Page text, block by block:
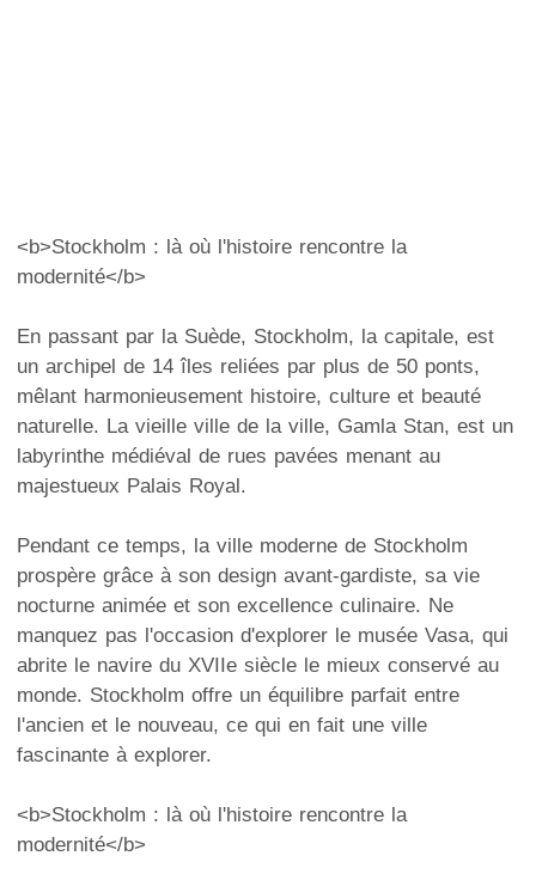
<b>Stockholm : là où l'histoire rencontre la
modernité</b>
En passant par la Suède, Stockholm, la capitale, est
un archipel de 14 îles reliées par plus de 50 ponts,
mêlant harmonieusement histoire, culture et beauté
naturelle. La vieille ville de la ville, Gamla Stan, est un
labyrinthe médiéval de rues pavées menant au
majestueux Palais Royal.
Pendant ce temps, la ville moderne de Stockholm
prospère grâce à son design avant-gardiste, sa vie
nocturne animée et son excellence culinaire. Ne
manquez pas l'occasion d'explorer le musée Vasa, qui
abrite le navire du XVIIe siècle le mieux conservé au
monde. Stockholm offre un équilibre parfait entre
l'ancien et le nouveau, ce qui en fait une ville
fascinante à explorer.
<b>Stockholm : là où l'histoire rencontre la
modernité</b>